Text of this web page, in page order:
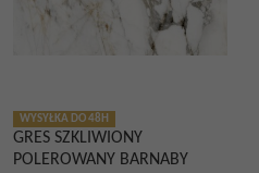
WYSYŁKA DO 48H
GRES SZKLIWIONY
POLEROWANY BARNABY